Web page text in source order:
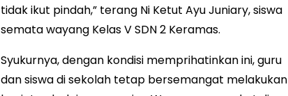
tidak ikut pindah,” terang Ni Ketut Ayu Juniary, siswa
semata wayang Kelas V SDN 2 Keramas.
Syukurnya, dengan kondisi memprihatinkan ini, guru
dan siswa di sekolah tetap bersemangat melakukan